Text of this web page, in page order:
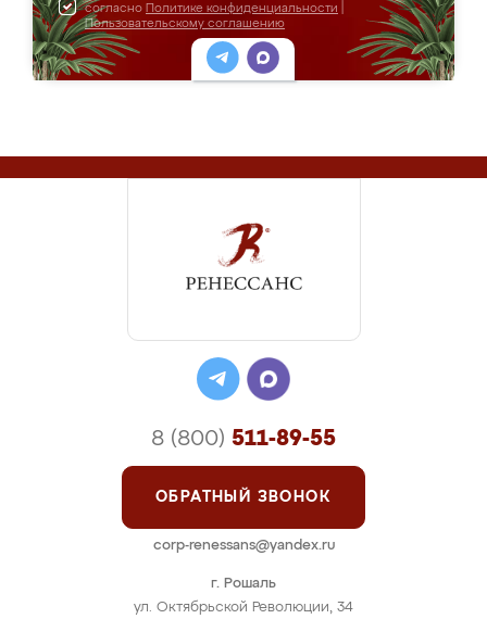
согласно Политике конфиденциальности
Пользовательскому соглашению
г. Рошаль
ул. Октябрьской Революции, 34
8 (800) 511-89-55
ОБРАТНЫЙ ЗВОНОК
corp-renessans@yandex.ru